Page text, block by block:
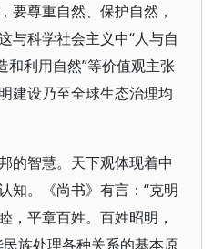
要尊重自然、保护自然，
与科学社会主义中“人与自
和利用自然”等价值观主张
建设乃至全球生态治理均
的智慧。天下观体现着中
知。《尚书》有言：“克明
，平章百姓。百姓昭明，
族处理各种关系的基本原